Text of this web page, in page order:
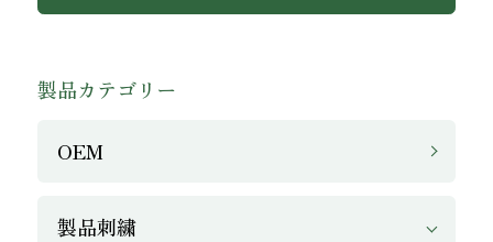
製品カテゴリー
OEM
製品刺繍